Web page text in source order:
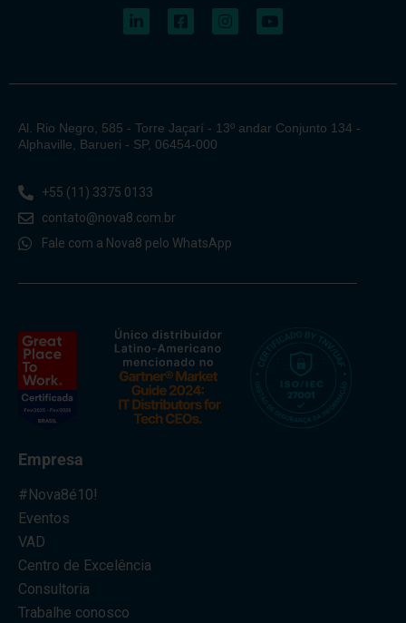
Al. Rio Negro, 585 - Torre Jaçarí - 13º andar Conjunto 134 -
Alphaville, Barueri - SP, 06454-000
+55 (11) 3375 0133
contato@nova8.com.br
Fale com a Nova8 pelo WhatsApp
Empresa
#Nova8é10!
Eventos
VAD
Centro de Excelência
Consultoria
Trabalhe conosco